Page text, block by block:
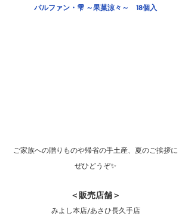
パルファン・雫 ～果菓涼々～　18個入
ご家族への贈りものや帰省の手土産、夏のご挨拶に
ぜひどうぞ✨
＜販売店舗＞
みよし本店/あさひ長久手店